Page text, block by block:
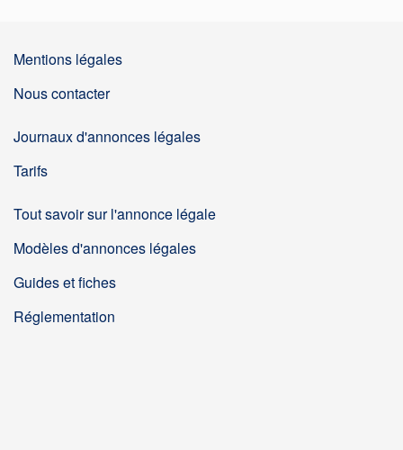
Mentions légales
Nous contacter
Journaux d'annonces légales
Tarifs
Tout savoir sur l'annonce légale
Modèles d'annonces légales
Guides et fiches
Réglementation